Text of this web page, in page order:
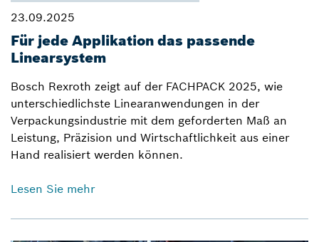
23.09.2025
Für jede Applikation das passende
Linearsystem
Bosch Rexroth zeigt auf der FACHPACK 2025, wie
unterschiedlichste Linearanwendungen in der
Verpackungsindustrie mit dem geforderten Maß an
Leistung, Präzision und Wirtschaftlichkeit aus einer
Hand realisiert werden können.
Lesen Sie mehr